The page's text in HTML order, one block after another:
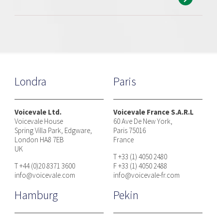
Londra
Voicevale Ltd.
Voicevale House
Spring Villa Park, Edgware,
London HA8 7EB
UK
T +44 (0)20 8371 3600
info@voicevale.com
Paris
Voicevale France S.A.R.L
60 Ave De New York,
Paris 75016
France
T +33 (1) 4050 2480
F +33 (1) 4050 2488
info@voicevale-fr.com
Hamburg Pekin